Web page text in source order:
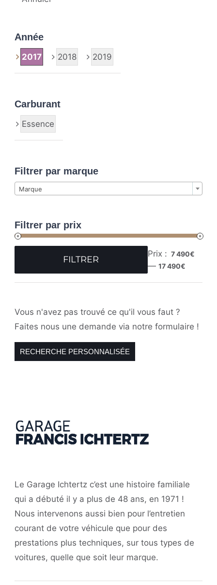
Année
2017 2018 2019
Carburant
Essence
Filtrer par marque
Marque
Filtrer par prix
min
max
FILTRER
Prix : 7 490€
— 17 490€
Vous n'avez pas trouvé ce qu'il vous faut ?
Faites nous une demande via notre formulaire !
RECHERCHE PERSONNALISÉE
Le Garage Ichtertz c’est une histoire familiale
qui a débuté il y a plus de 48 ans, en 1971 !
Nous intervenons aussi bien pour l’entretien
courant de votre véhicule que pour des
prestations plus techniques, sur tous types de
voitures, quelle que soit leur marque.